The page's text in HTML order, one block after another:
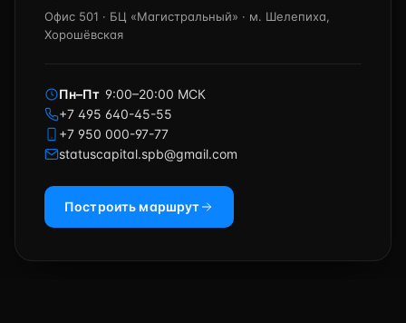
Офис 501 · БЦ «Магистральный» · м. Шелепиха,
Хорошёвская
Пн–Пт 9:00–20:00 МСК
+7 495 640-45-55
+7 950 000-97-77
statuscapital.spb@gmail.com
Построить маршрут